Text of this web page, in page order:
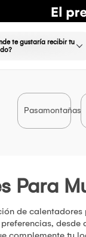
te gustaría recibir tu
Pasamontañas
Para
de